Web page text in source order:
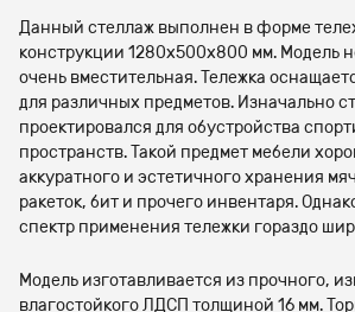
Данный стеллаж выполнен в форме
конструкции 1280х500х800 мм. Модель
очень вместительная. Тележка
для различных предметов. Изначально
проектировался для обустройства
пространств. Такой предмет мебели
аккуратного и эстетичного хранения
ракеток, бит и прочего инвентаря.
спектр применения тележки гораздо
Модель изготавливается из прочного,
влагостойкого ЛДСП толщиной 16 мм.